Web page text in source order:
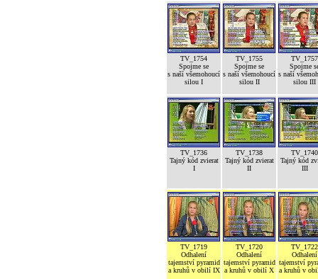
TV_1754
Spojme se
s naší všemohoucí
silou I
TV_1755
Spojme se
s naší všemohoucí
silou II
TV_1757
Spojme
s naší
silou III
TV_1736
Tajný kód zvierat
I
TV_1738
Tajný kód zvierat
II
TV_1740
Tajný kód
III
TV_1719
Odhalení
tajemství pyramid
a kruhů v obilí IX
TV_1720
Odhalení
tajemství pyramid
a kruhů v obilí X
TV_1722
Odhalení
tajemství
a kruhů v